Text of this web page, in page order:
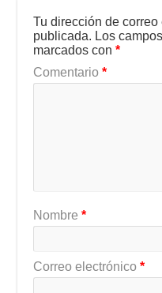
Tu dirección de
publicada. Los
marcados con*
Comentario*
Nombre*
Correo electrónico*